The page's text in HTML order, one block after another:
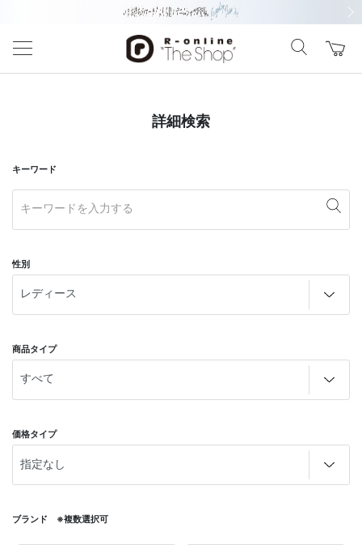
詳細検索
キーワード
性別
商品タイプ
価格タイプ
ブランド ※複数選択可